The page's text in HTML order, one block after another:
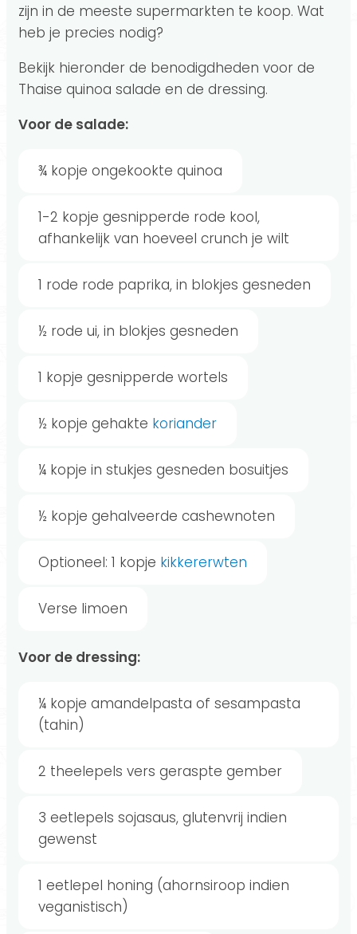
zijn in de meeste supermarkten te koop. Wat
heb je precies nodig?
Bekijk hieronder de benodigdheden voor de
Thaise quinoa salade en de dressing.
Voor de salade:
¾ kopje ongekookte quinoa
1-2 kopje gesnipperde rode kool,
afhankelijk van hoeveel crunch je wilt
1 rode rode paprika, in blokjes gesneden
½ rode ui, in blokjes gesneden
1 kopje gesnipperde wortels
½ kopje gehakte koriander
¼ kopje in stukjes gesneden bosuitjes
½ kopje gehalveerde cashewnoten
Optioneel: 1 kopje kikkererwten
Verse limoen
Voor de dressing:
¼ kopje amandelpasta of sesampasta
(tahin)
2 theelepels vers geraspte gember
3 eetlepels sojasaus, glutenvrij indien
gewenst
1 eetlepel honing (ahornsiroop indien
veganistisch)